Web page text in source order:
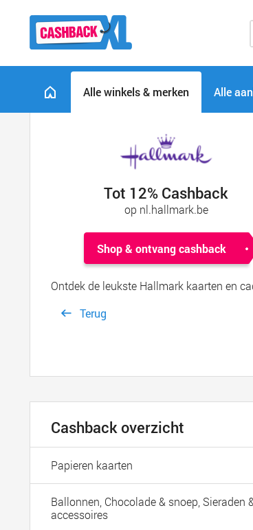
Alle winkels & merken Alle
Tot 12% Cashback
op nl.hallmark.be
Shop & ontvang cashback
Ontdek de leukste Hallmark kaarten en
Terug
Cashback overzicht
Papieren kaarten
Ballonnen, Chocolade & snoep, Sieraden
accessoires